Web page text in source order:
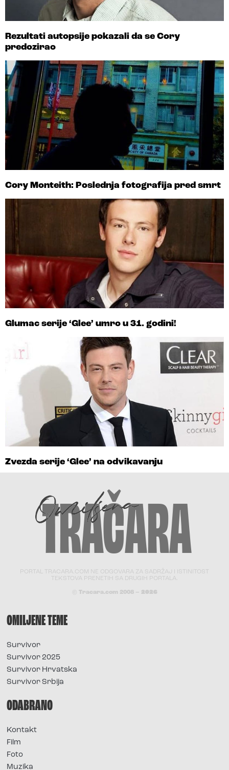
Rezultati autopsije pokazali da se Cory
predozirao
Cory Monteith: Poslednja fotografija pred smrt
Glumac serije ‘Glee’ umro u 31. godini!
Zvezda serije ‘Glee’ na odvikavanju
PORTAL TRACARA.COM NE ODGOVARA ZA SADRŽAJ I ISTINITOST
TEKSTOVA PRENETIH SA DRUGIH PORTALA.
© Tracara.com 2008 – 2026
OMILJENE TEME
Survivor
Survivor 2025
Survivor Hrvatska
Survivor Srbija
ODABRANO
Kontakt
Film
Foto
Muzika